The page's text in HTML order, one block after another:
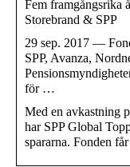
​Fem framgångsrika
Storebrand & SPP
29 sep. 2017 —
SPP, Avanza,
för …
Med en avkastning
har SPP Global
spararna. Fonden